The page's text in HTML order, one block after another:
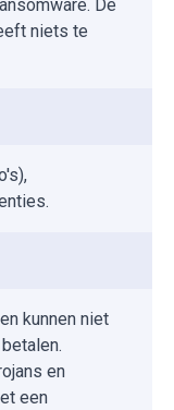
De
niets te
kunnen niet
en
een